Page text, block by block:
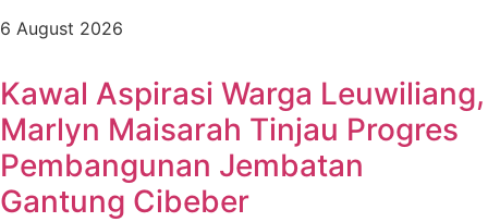
6 August 2026
Kawal Aspirasi Warga Leuwiliang,
Marlyn Maisarah Tinjau Progres
Pembangunan Jembatan
Gantung Cibeber